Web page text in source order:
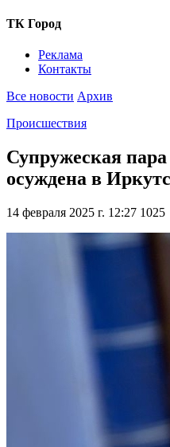
ТК Город
Реклама
Контакты
Все новости Архив
Происшествия
Супружеская
осуждена в
14 февраля 2025 г. 12:27 1025